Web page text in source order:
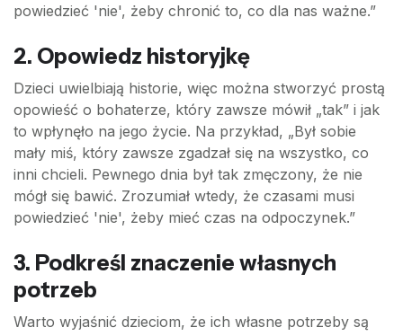
powiedzieć 'nie', żeby chronić to, co dla nas ważne.”
2. Opowiedz historyjkę
Dzieci uwielbiają historie, więc można stworzyć prostą
opowieść o bohaterze, który zawsze mówił „tak” i jak
to wpłynęło na jego życie. Na przykład, „Był sobie
mały miś, który zawsze zgadzał się na wszystko, co
inni chcieli. Pewnego dnia był tak zmęczony, że nie
mógł się bawić. Zrozumiał wtedy, że czasami musi
powiedzieć 'nie', żeby mieć czas na odpoczynek.”
3. Podkreśl znaczenie własnych
potrzeb
Warto wyjaśnić dzieciom, że ich własne potrzeby są